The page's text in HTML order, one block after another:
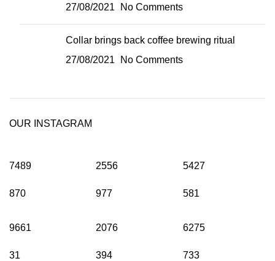
27/08/2021
No Comments
Collar brings back coffee brewing ritual
27/08/2021
No Comments
OUR INSTAGRAM
7489
870
2556
977
5427
581
9661
31
2076
394
6275
733